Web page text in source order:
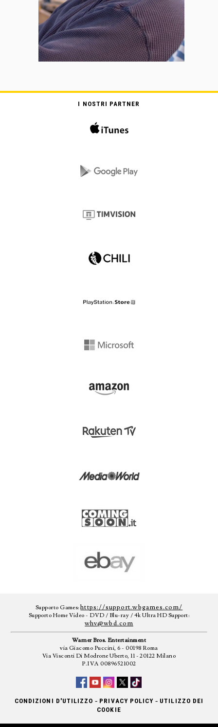
I NOSTRI PARTNER
Supporto Games:https://support.wbgames.com/
Supporto Home Video - DVD / Blu-ray / 4k Ultra HD Support:
whv@wbd.com
Warner Bros. Entertainment
via Giacomo Puccini, 6 - 00198 Roma
Via Visconti Di Modrone Uberto, 11 - 20122 Milano
P.IVA 00896521002
CONDIZIONI D'UTILIZZO - PRIVACY POLICY - UTILIZZO DEI
COOKIE